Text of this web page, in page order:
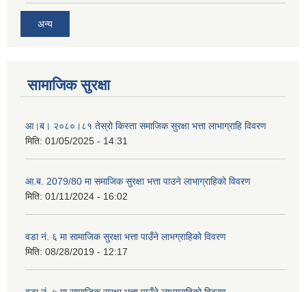
अन्य
सामाजिक सुरक्षा
आ।ब। २०८०।८१ तेस्रो किस्ता समाजिक सुरक्षा भत्ता लाभाग्राहि विवरण
मिति: 01/05/2025 - 14:31
आ.ब. 2079/80 मा समाजिक सुरक्षा भत्ता पाउने लाभाग्राहिको विवरण
मिति: 01/11/2024 - 16:02
वडा नं. ६ मा सामाजिक सुरक्षा भत्ता पाउँने लाभग्राहिको विवरण
मिति: 08/28/2019 - 12:17